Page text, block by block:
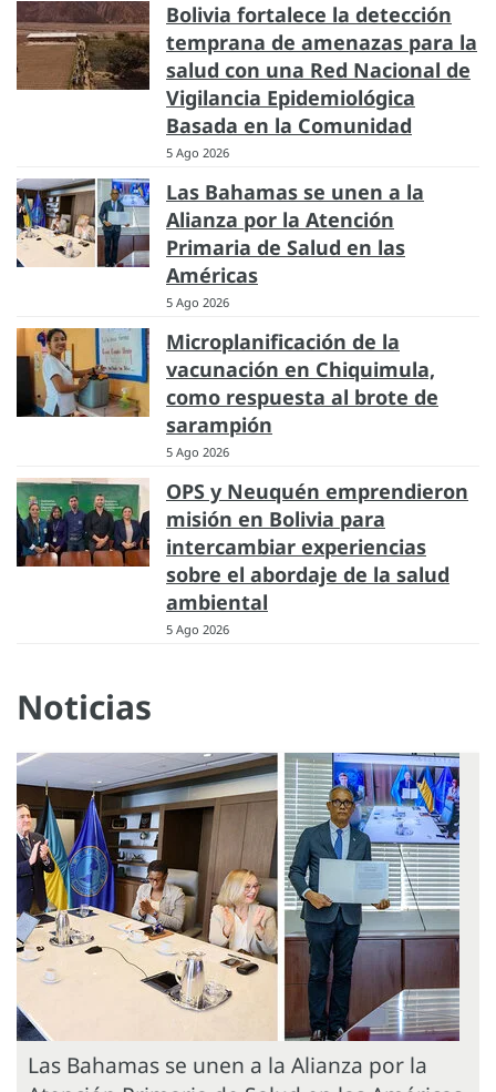
Bolivia fortalece la detección
temprana de amenazas para la
salud con una Red Nacional de
Vigilancia Epidemiológica
Basada en la Comunidad
5 Ago 2026
Las Bahamas se unen a la
Alianza por la Atención
Primaria de Salud en las
Américas
5 Ago 2026
Microplanificación de la
vacunación en Chiquimula,
como respuesta al brote de
sarampión
5 Ago 2026
OPS y Neuquén emprendieron
misión en Bolivia para
intercambiar experiencias
sobre el abordaje de la salud
ambiental
5 Ago 2026
Noticias
Las Bahamas se unen a la Alianza por la